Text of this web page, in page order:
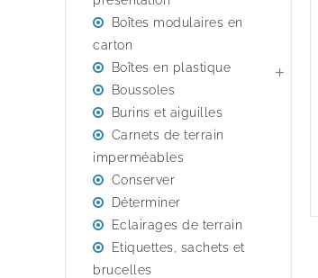
Boîtes modulaires en
carton
Boîtes en plastique

Boussoles
Burins et aiguilles
Carnets de terrain
imperméables
Conserver
Déterminer
Eclairages de terrain
Etiquettes, sachets et
brucelles